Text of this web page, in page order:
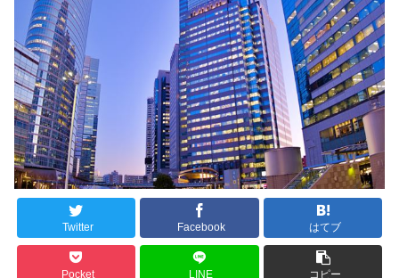
Twitter Facebook はてブ
Pocket LINE コピー